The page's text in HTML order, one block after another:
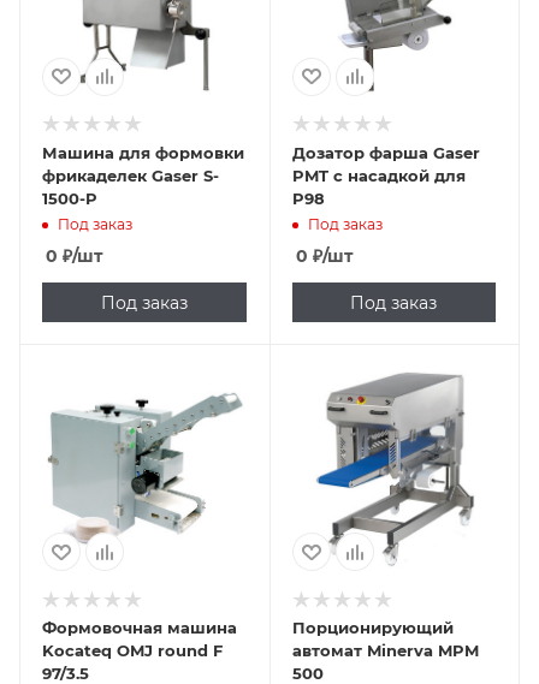
Машина для формовки
фрикаделек Gaser S-
1500-P
Под заказ
0 ₽/шт
Под заказ
Дозатор фарша Gaser
PMT с насадкой для
P98
Под заказ
0 ₽/шт
Под заказ
Формовочная машина
Kocateq OMJ round F
97/3.5
Порционирующий
автомат Minerva MPM
500